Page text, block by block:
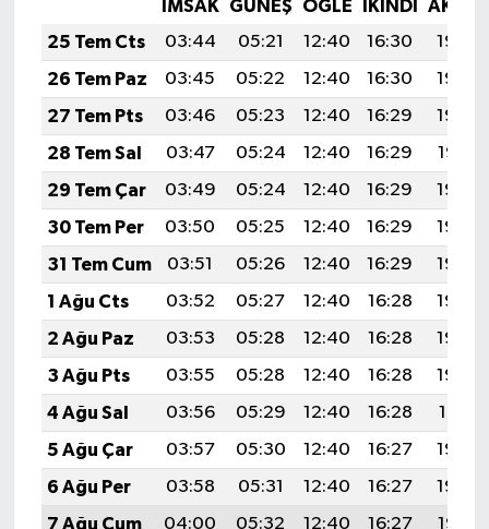
İMSAK GÜNEŞ ÖĞLE İKINDI
25 Tem Cts
03:44 05:21 12:40 16:30
19:50
26 Tem Paz
03:45 05:22 12:40 16:30
19:49
27 Tem Pts
03:46 05:23 12:40 16:29
19:48
28 Tem Sal
03:47 05:24 12:40 16:29
19:47
29 Tem Çar
03:49 05:24 12:40 16:29
19:46
30 Tem Per
03:50 05:25 12:40 16:29
19:46
31 Tem Cum
03:51 05:26 12:40 16:29
19:45
1 Ağu Cts
03:52 05:27 12:40 16:28
19:44
2 Ağu Paz
03:53 05:28 12:40 16:28
19:43
3 Ağu Pts
03:55 05:28 12:40 16:28
19:42
4 Ağu Sal
03:56 05:29 12:40 16:28
19:41
5 Ağu Çar
03:57 05:30 12:40 16:27
19:40
6 Ağu Per
03:58 05:31 12:40 16:27
19:39
7 Ağu Cum
04:00 05:32 12:40 16:27
19:38